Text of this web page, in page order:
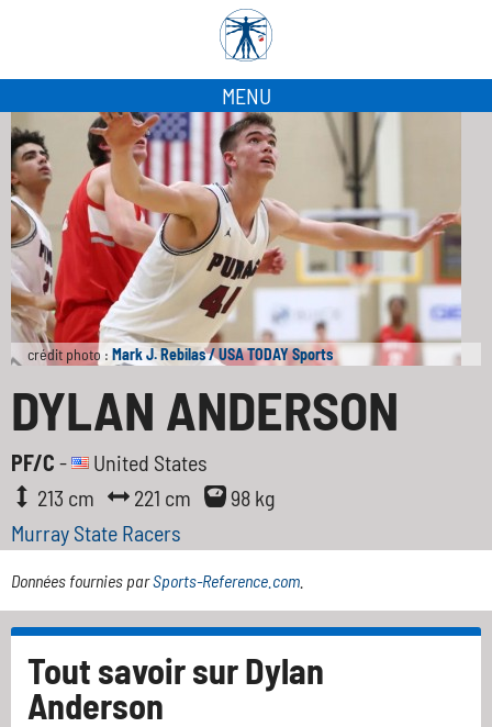
MENU
crédit photo : Mark J. Rebilas / USA TODAY Sports
DYLAN ANDERSON
PF/C -
United States
213 cm
221 cm
98 kg
Murray State Racers
Données fournies parSports-Reference.com
Tout savoir surDylan
Anderson